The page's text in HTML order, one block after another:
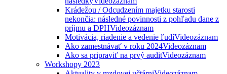
Krádežou / Odcudzením majetku starosti
nekončia: následné povinnosti z pohľadu dane z
príjmu a DPHVideozáznam
Motivácia, riadenie a vedenie ľudíVideozáznam
Ako zamestnávať v roku 2024Videozáznam
Ako sa pripraviť na prvý auditVideozáznam
Workshopy 2023